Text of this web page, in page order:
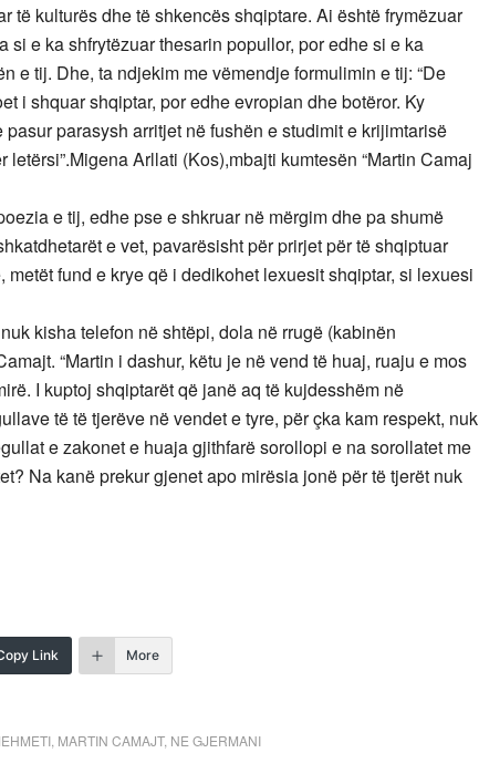
të kulturës dhe të shkencës shqiptare. Ai është frymëzuar
si e ka shfrytëzuar thesarin popullor, por edhe si e ka
e tij. Dhe, ta ndjekim me vëmendje formulimin e tij: “De
i shquar shqiptar, por edhe evropian dhe botëror. Ky
parasysh arritjet në fushën e studimit e krijimtarisë
Arllati (Kos),mbajti kumtesën “Martin Camaj
e tij, edhe pse e shkruar në mërgim dhe pa shumë
e vet, pavarësisht për prirjet për të shqiptuar
fund e krye që i dedikohet lexuesit shqiptar, si lexuesi
kisha telefon në shtëpi, dola në rrugë (kabinën
“Martin i dashur, këtu je në vend të huaj, ruaju e mos
I kuptoj shqiptarët që janë aq të kujdesshëm në
të të tjerëve në vendet e tyre, për çka kam respekt, nuk
e zakonet e huaja gjithfarë sorollopi e na sorollatet me
Na kanë prekur gjenet apo mirësia jonë për të tjerët nuk
Link More
MARTIN CAMAJT, NE GJERMANI